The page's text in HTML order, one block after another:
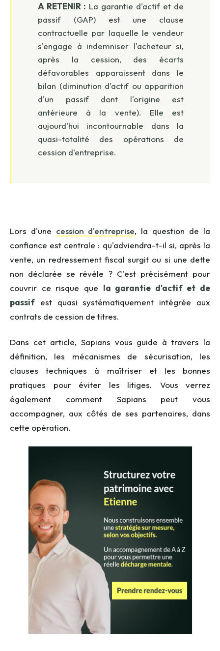
A RETENIR : La garantie d'actif et de
passif (GAP) est une clause
contractuelle par laquelle le vendeur
s'engage à indemniser l'acheteur si,
après la cession, des écarts
défavorables apparaissent dans le
bilan (diminution d'actif ou apparition
d'un passif dont l'origine est
antérieure à la vente). Elle est
aujourd'hui incontournable dans la
quasi-totalité des opérations de
cession d'entreprise.
Lors d'une cession d'entreprise, la question de la
confiance est centrale : qu'adviendra-t-il si, après la
vente, un redressement fiscal surgit ou si une dette
non déclarée se révèle ? C'est précisément pour
couvrir ce risque que la garantie d'actif et de
passif est quasi systématiquement intégrée aux
contrats de cession de titres.
Dans cet article, Sapians vous guide à travers la
définition, les mécanismes de sécurisation, les
clauses techniques à maîtriser et les bonnes
pratiques pour éviter les litiges. Vous verrez
également comment Sapians peut vous
accompagner, aux côtés de ses partenaires, dans
cette opération.